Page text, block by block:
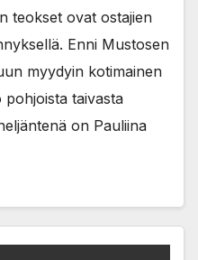
teokset ovat ostajien
Enni Mustosen
myydyin kotimainen
taivasta
on Pauliina